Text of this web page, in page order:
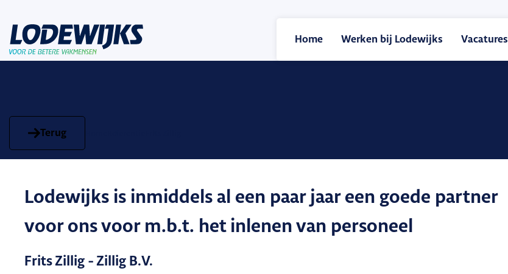
Home Werken bij Lodewijks Vacatures
Terug
Lodewijks is inmiddels al een paar jaar een goede partner
voor ons voor m.b.t. het inlenen van personeel
Frits Zillig - Zillig B.V.